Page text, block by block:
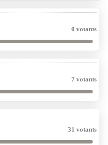
0 votants
7 votants
31 votants